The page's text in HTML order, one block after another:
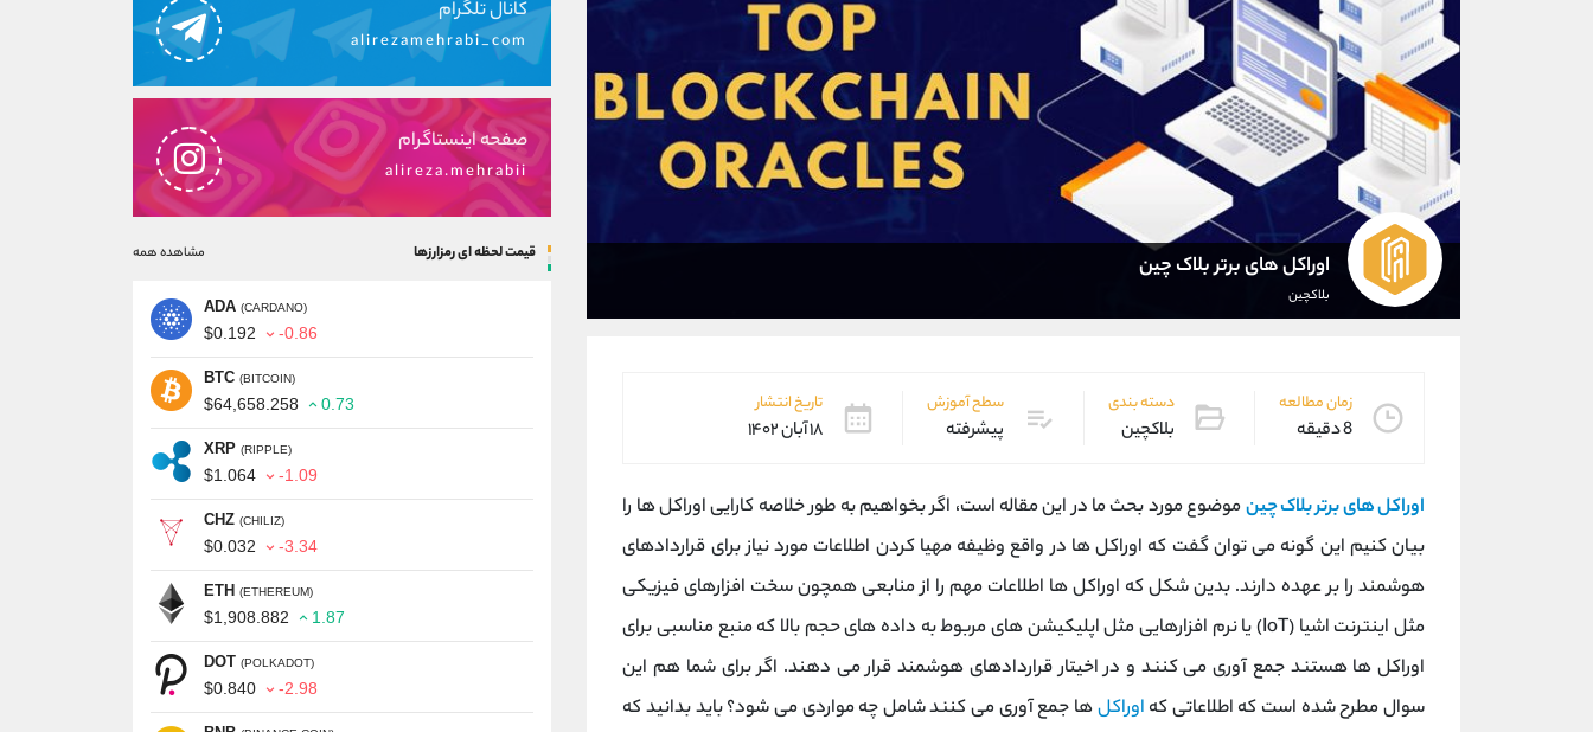
اوراکل های برتر بلاک چین
بلاکچین
زمان مطالعه
8 دقیقه
دسته بندی
بلاکچین
سطح آموزش
پیشرفته
تاریخ انتشار
۱۸ آبان ۱۴۰۲
اوراکل های برتر بلاک چینموضوع مورد بحث ما در این مقاله است، اگر بخواهیم به طور خلاصه کارایی اوراکل ها را
بیان کنیم این گونه می توان گفت که اوراکل ها در واقع وظیفه مهیا کردن اطلاعات مورد نیاز برای قراردادهای
هوشمند را بر عهده دارند. بدین شکل که اوراکل ها اطلاعات مهم را از منابعی همچون سخت افزارهای فیزیکی
مثل اینترنت اشیا (IoT) یا نرم ‌افزارهایی مثل اپلیکیشن ‌های مربوط به داده ‌های حجم بالا که منبع مناسبی برای
اوراکل ها هستند جمع‌ آوری می‌ کنند و در اخیتار قراردادهای هوشمند قرار می دهند. اگر برای شما هم این
سوال مطرح شده است که اطلاعاتی که اوراکلها جمع آوری می کنند شامل چه مواردی می شود؟ باید بدانید که
کانال تلگرام
alirezamehrabi_com
صفحه اینستاگرام
alireza.mehrabii
قیمت لحظه ای رمزارزها مشاهده همه
ADA (CARDANO)
$0.192 -0.86
BTC (BITCOIN)
$64,658.258 0.73
XRP (RIPPLE)
$1.064 -1.09
CHZ (CHILIZ)
$0.032 -3.34
ETH (ETHEREUM)
$1,908.882 1.87
DOT (POLKADOT)
$0.840 -2.98